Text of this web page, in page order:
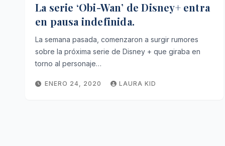
La serie ‘Obi-Wan’ de Disney+ entra
en pausa indefinida.
La semana pasada, comenzaron a surgir rumores
sobre la próxima serie de Disney + que giraba en
torno al personaje…
ENERO 24, 2020 LAURA KID